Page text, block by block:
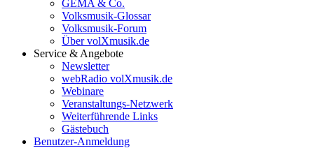
GEMA & Co.
Volksmusik-Glossar
Volksmusik-Forum
Über volXmusik.de
Service & Angebote
Newsletter
webRadio volXmusik.de
Webinare
Veranstaltungs-Netzwerk
Weiterführende Links
Gästebuch
Benutzer-Anmeldung